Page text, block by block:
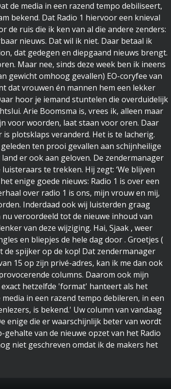
de media in een razend tempo debiliseert,
bekend. Dat Radio 1 hiervoor een knieval
de ruis die ik ken van al die andere zenders:
nieuws. Dat wil ik niet. Daar betaal ik
dat gedegen en diepgaand nieuws brengt.
Maar nee, sinds deze week ben ik ineens
gewicht omhoog gevallen) EO-coryfee van
dat vrouwen én mannen hem een lekker
hoor je iemand stuntelen die overduidelijk
Arie Boomsma is, vrees ik, alleen maar
voor woorden, laat staan voor oren. Daar
plotsklaps veranderd. Het is te lacherig.
ten prooi gevallen aan schijnheilige
er ook aan geloven. De zendermanager
te trekken. Hij zegt: ‘We blijven
enige goede nieuws: Radio 1 is over een
over radio 1 is ons, mijn vrouw en mij,
Inderdaad ook wij luisterden graag
veroordeeld tot de nieuwe inhoud van
van deze wijziging. Hai, Sjaak , weer
en bliepjes de hele dag door . Groetjes (
spijker op de kop! Dat zendermanager
15 op zijn privé-adres, kan ik me dan ook
columns. Daarom ook mijn
hetzelfde 'format' hanteert als het
in een razend tempo debileren, in een
is bekend.' Uw column van vandaag
enige die er waarschijnlijk beter van wordt
van de nieuwe opzet van het Radio
niet geschreven omdat ik de makers het